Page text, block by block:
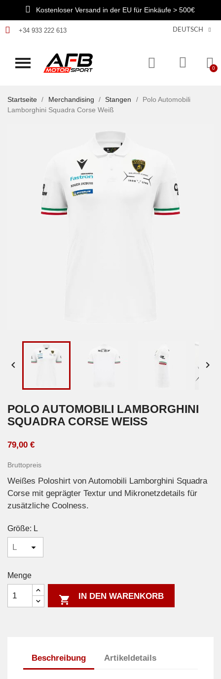
Kostenloser Versand in der EU für Einkäufe > 500€
+34 933 222 613 DEUTSCH
Startseite Merchandising Stangen
Polo Automobili
Lamborghini Squadra Corse Weiß
 
POLO AUTOMOBILI LAMBORGHINI
SQUADRA CORSE WEISS
79,00 €
Bruttopreis
Weißes Poloshirt von Automobili Lamborghini Squadra
Corse mit geprägter Textur und Mikronetzdetails für
zusätzliche Coolness.
Größe: L
Menge
 IN DEN WARENKORB
Beschreibung Artikeldetails